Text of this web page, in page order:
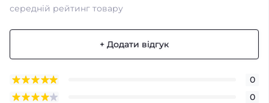
середній рейтинг товару
+ Додати відгук
0
0